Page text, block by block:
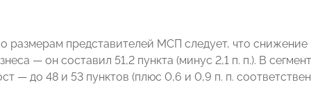
размерам представителей МСП следует, что снижение
— он составил 51,2 пункта (минус 2,1 п. п.). В
— до 48 и 53 пунктов (плюс 0,6 и 0,9 п. п.